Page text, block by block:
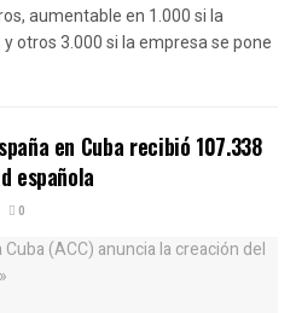
aumentable en 1.000 si la
otros 3.000 si la empresa se pone
en Cuba recibió 107.338
española
0